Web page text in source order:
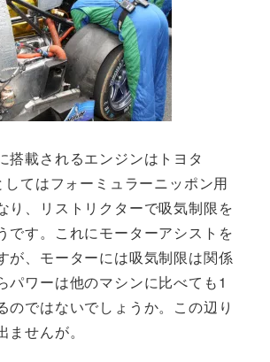
搭載されるエンジンはトヨタ
てはフォーミュラーニッポン用
り、リストリクターで吸気制限を
です。これにモーターアシストを
が、モーターには吸気制限は関係
パワーは他のマシンに比べても1
のではないでしょうか。この辺り
せんが。